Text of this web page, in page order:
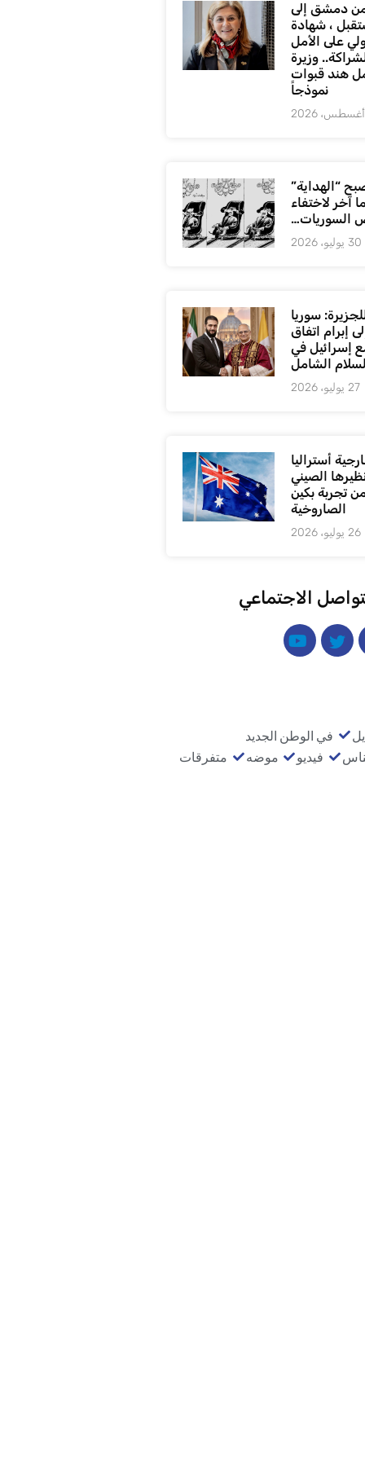
دمشق إلى
، شهادة
على الأمل
وزيرة
هند قبوات
نموذجاً
“الهداية”
آخر لاختفاء
السوريات…
30 يوليو، 2026
سوريا
إبرام اتفاق
إسرائيل في
الشامل
27 يوليو، 2026
أستراليا
الصيني
تجربة بكين
الصاروخية
26 يوليو، 2026
الاجتماعي
في الوطن الجديد
فيديو موضه متفرقات